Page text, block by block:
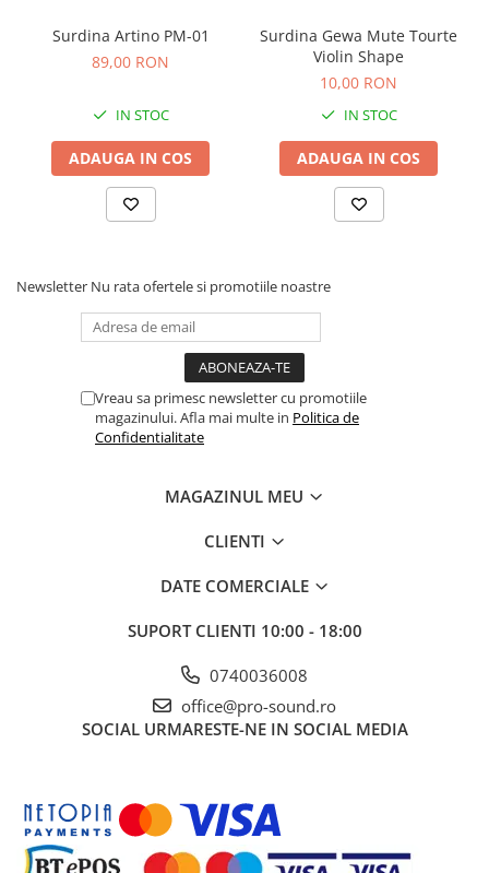
Rack studio
Recordere de studio
Sintetizatoare
Standuri si stative de monitoare
Subwoofere de studio
Tratament acustic
Cabluri de Alimentare
Ecrane LED
Efecte de lumini
Masini de fum si ceata
Scene şi Ring-uri de Dans
Stative si schela lumini
Instrumente Muzicale
Chitare si bass
Instrumente de percutie
Instrumente de suflat
Surdina Artino PM-01
89,00 RON
IN STOC
ADAUGA IN COS
Surdina Gewa Mute Tourte
Violin Shape
10,00 RON
IN STOC
ADAUGA IN COS
Newsletter Nu rata ofertele si promotiile noastre
Vreau sa primesc newsletter cu promotiile
magazinului. Afla mai multe in Politica de
Confidentialitate
MAGAZINUL MEU
CLIENTI
DATE COMERCIALE
SUPORT CLIENTI 10:00 - 18:00
0740036008
office@pro-sound.ro
SOCIAL URMARESTE-NE IN SOCIAL MEDIA